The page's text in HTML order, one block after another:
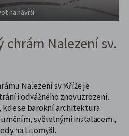
na návrší
chrám Nalezení sv.
Nalezení sv. Kříže je
i odvážného znovuzrození.
se barokní architektura
světelnými instalacemi,
na Litomyšl.